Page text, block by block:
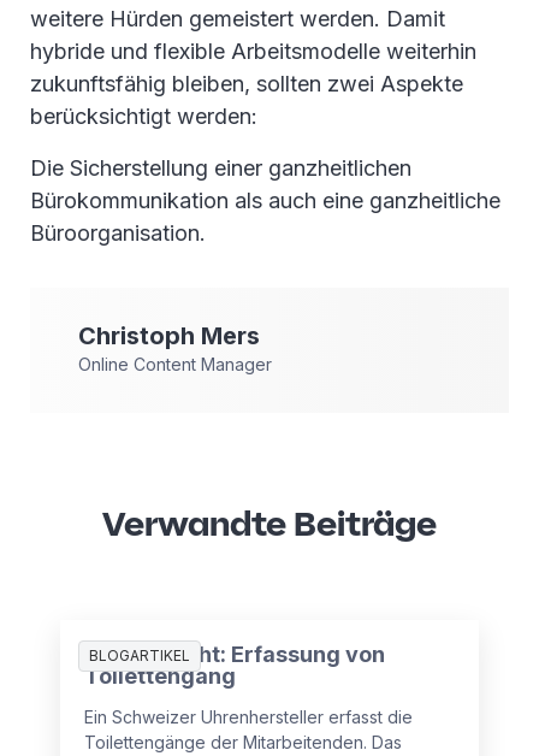
weitere Hürden gemeistert werden. Damit
hybride und flexible Arbeitsmodelle weiterhin
zukunftsfähig bleiben, sollten zwei Aspekte
berücksichtigt werden:
Die Sicherstellung einer ganzheitlichen
Bürokommunikation als auch eine ganzheitliche
Büroorganisation.
Christoph Mers
Online Content Manager
Verwandte Beiträge
BLOGARTIKEL
Arbeitsrecht: Erfassung von
Toilettengang
Ein Schweizer Uhrenhersteller erfasst die
Toilettengänge der Mitarbeitenden. Das